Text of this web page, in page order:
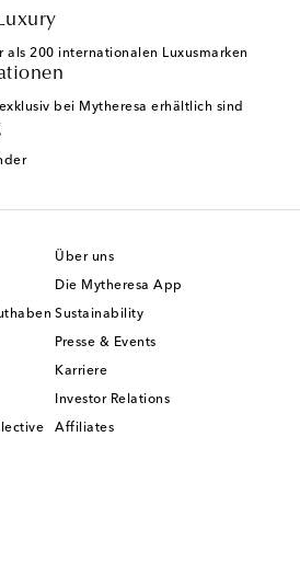
als 200 internationalen Luxusmarken
bei Mytheresa erhältlich sind
Über uns
Die Mytheresa App
Sustainability
Presse & Events
Karriere
Investor Relations
Affiliates